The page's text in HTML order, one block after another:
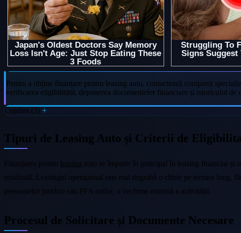
Pentru a obține finanțare pentru leasing auto, contactează companii
verificarea eligibilității, depunerea documentelor financiare și istoricului de
Cuprins (3)
Tipuri de Leasing Auto și Criterii de
Finanțarea pentru leasing auto se împarte în principal în leasing financiar și
reziduală. Leasingul operațional este mai degrabă o chirie pe termen
persoanelor juridice sau PFA-urilor, o vechime minimă a activității.
Procesul de Solicitare și Documente Necesare